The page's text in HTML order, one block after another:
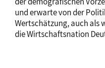
und erwarte von der
Wertschätzung, auch
die Wirtschaftsnation